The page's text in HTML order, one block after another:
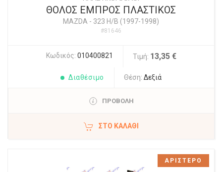
ΘΟΛΟΣ ΕΜΠΡΟΣ ΠΛΑΣΤΙΚΟΣ
MAZDA - 323 H/B (1997-1998)
#81646
Κωδικός: 010400821 Τιμή: 13,35 €
Διαθέσιμο Θέση: Δεξιά
ΠΡΟΒΟΛΗ
ΣΤΟ ΚΑΛΆΘΙ
ΑΡΙΣΤΕΡΟ